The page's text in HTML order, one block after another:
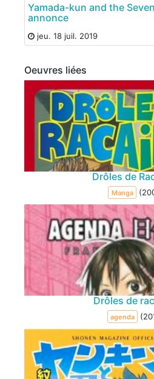
Yamada-kun and the
annonce
jeu. 18 juil. 2019
Oeuvres liées
Drôles de
Manga
Drôles de
agenda